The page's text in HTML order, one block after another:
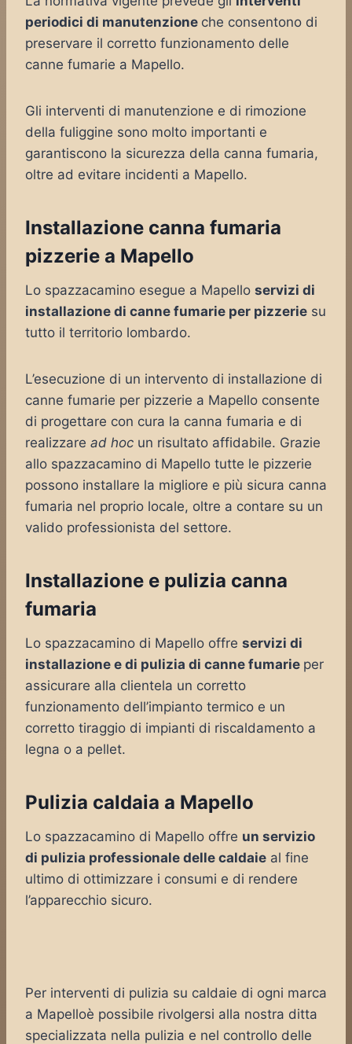
periodici di manutenzione che consentono di
preservare il corretto funzionamento delle
canne fumarie a Mapello.
Gli interventi di manutenzione e di rimozione
della fuliggine sono molto importanti e
garantiscono la sicurezza della canna fumaria,
oltre ad evitare incidenti a Mapello.
Installazione canna fumaria
pizzerie a Mapello
Lo spazzacamino esegue a Mapello servizi di
installazione di canne fumarie per pizzerie su
tutto il territorio lombardo.
L’esecuzione di un intervento di installazione di
canne fumarie per pizzerie a Mapello consente
di progettare con cura la canna fumaria e di
realizzare ad hoc un risultato affidabile. Grazie
allo spazzacamino di Mapello tutte le pizzerie
possono installare la migliore e più sicura canna
fumaria nel proprio locale, oltre a contare su un
valido professionista del settore.
Installazione e pulizia canna
fumaria
Lo spazzacamino di Mapello offre servizi di
installazione e di pulizia di canne fumarie per
assicurare alla clientela un corretto
funzionamento dell’impianto termico e un
corretto tiraggio di impianti di riscaldamento a
legna o a pellet.
Pulizia caldaia a Mapello
Lo spazzacamino di Mapello offre un servizio
di pulizia professionale delle caldaie al fine
ultimo di ottimizzare i consumi e di rendere
l’apparecchio sicuro.
Per interventi di pulizia su caldaie di ogni marca
a Mapelloè possibile rivolgersi alla nostra ditta
specializzata nella pulizia e nel controllo delle